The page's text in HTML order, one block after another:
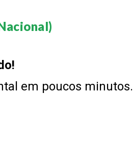
em poucos minutos.